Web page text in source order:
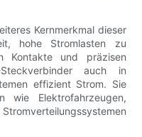
Kernmerkmal dieser
hohe Stromlasten zu
Kontakte und präzisen
auch in
effizient Strom. Sie
wie Elektrofahrzeugen,